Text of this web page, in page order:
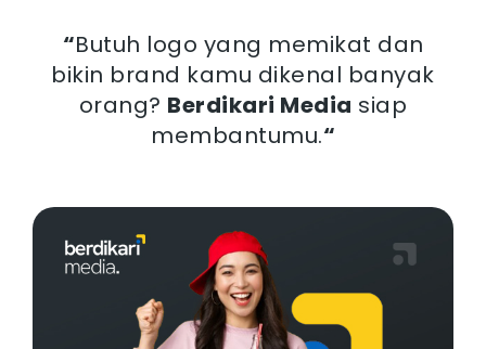
“Butuh logo yang memikat dan
bikin brand kamu dikenal banyak
orang? Berdikari Media siap
membantumu.“